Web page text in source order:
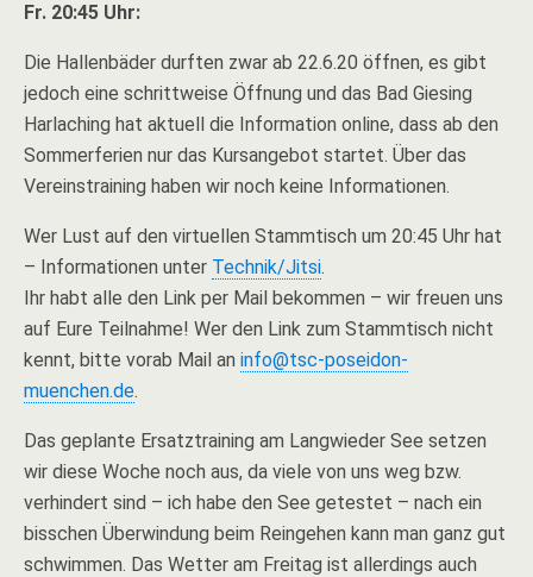
Fr. 20:45 Uhr:
Die Hallenbäder durften zwar ab 22.6.20 öffnen, es gibt
jedoch eine schrittweise Öffnung und das Bad Giesing
Harlaching hat aktuell die Information online, dass ab den
Sommerferien nur das Kursangebot startet. Über das
Vereinstraining haben wir noch keine Informationen.
Wer Lust auf den virtuellen Stammtisch um 20:45 Uhr hat
– Informationen unter Technik/Jitsi.
Ihr habt alle den Link per Mail bekommen – wir freuen uns
auf Eure Teilnahme! Wer den Link zum Stammtisch nicht
kennt, bitte vorab Mail an info@tsc-poseidon-
muenchen.de.
Das geplante Ersatztraining am Langwieder See setzen
wir diese Woche noch aus, da viele von uns weg bzw.
verhindert sind – ich habe den See getestet – nach ein
bisschen Überwindung beim Reingehen kann man ganz gut
schwimmen. Das Wetter am Freitag ist allerdings auch